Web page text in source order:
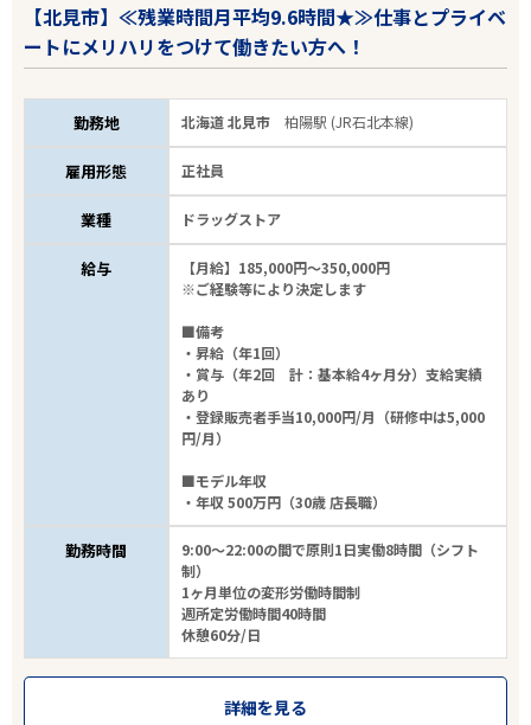
【北見市】≪残業時間月平均9.6時間★≫仕事とプライベ
ートにメリハリをつけて働きたい方へ！
勤務地 北海道 北見市柏陽駅 (JR石北本線)
雇用形態 正社員
業種 ドラッグストア
給与
【月給】185,000円～350,000円
※ご経験等により決定します
■備考
・昇給（年1回）
・賞与（年2回 計：基本給4ヶ月分）支給実績
あり
・登録販売者手当10,000円/月（研修中は5,000
円/月）
■モデル年収
・年収 500万円（30歳 店長職）
勤務時間
9:00～22:00の間で原則1日実働8時間（シフト
制）
1ヶ月単位の変形労働時間制
週所定労働時間40時間
休憩60分/日
詳細を見る